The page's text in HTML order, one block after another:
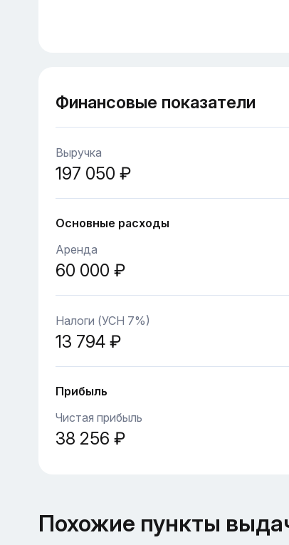
Финансовые показатели
Выручка
197 050 ₽
Основные расходы
Аренда
60 000 ₽
Налоги (УСН 7%)
13 794 ₽
Прибыль
Чистая прибыль
38 256 ₽
Похожие пункты